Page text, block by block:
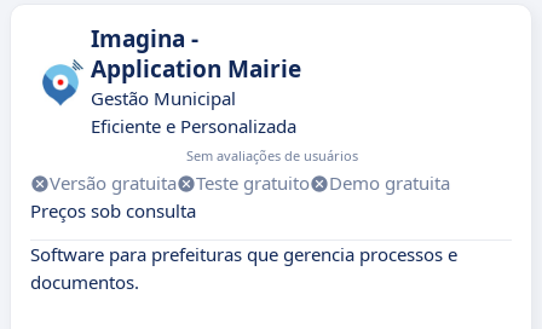
Imagina -
Application Mairie
Gestão Municipal
Eficiente e Personalizada
Sem avaliações de usuários
Versão gratuita Teste gratuito
Demo gratuita
Preços sob consulta
Software para prefeituras que gerencia processos e
documentos.